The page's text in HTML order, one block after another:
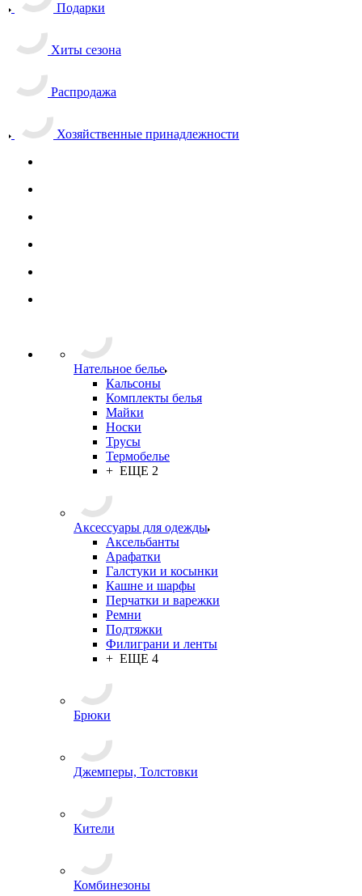
Подарки
Хиты сезона
Распродажа
Хозяйственные принадлежности
Нательное белье
Кальсоны
Комплекты белья
Майки
Носки
Трусы
Термобелье
+ ЕЩЕ 2
Аксессуары для одежды
Аксельбанты
Арафатки
Галстуки и косынки
Кашне и шарфы
Перчатки и варежки
Ремни
Подтяжки
Филиграни и ленты
+ ЕЩЕ 4
Брюки
Джемперы, Толстовки
Кители
Комбинезоны